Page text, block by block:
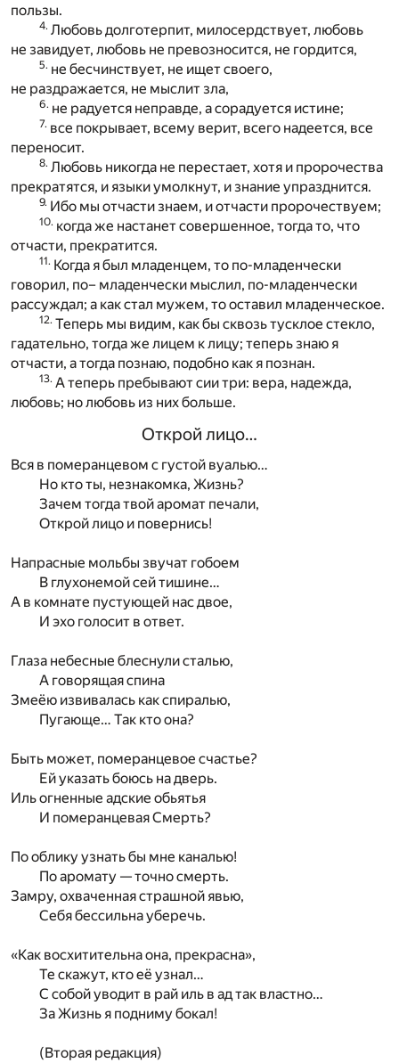
пользы.
4. Любовь долготерпит, милосердствует, любовь
не завидует, любовь не превозносится, не гордится,
5. не бесчинствует, не ищет своего,
не раздражается, не мыслит зла,
6. не радуется неправде, а сорадуется истине;
7. все покрывает, всему верит, всего надеется, все
переносит.
8. Любовь никогда не перестает, хотя и пророчества
прекратятся, и языки умолкнут, и знание упразднится.
9. Ибо мы отчасти знаем, и отчасти пророчествуем;
10. когда же настанет совершенное, тогда то, что
отчасти, прекратится.
11. Когда я был младенцем, то по-младенчески
говорил, по– младенчески мыслил, по-младенчески
рассуждал; а как стал мужем, то оставил младенческое.
12. Теперь мы видим, как бы сквозь тусклое стекло,
гадательно, тогда же лицем к лицу; теперь знаю я
отчасти, а тогда познаю, подобно как я познан.
13. А теперь пребывают сии три: вера, надежда,
любовь; но любовь из них больше.
Открой лицо…
Вся в померанцевом с густой вуалью…
Но кто ты, незнакомка, Жизнь?
Зачем тогда твой аромат печали,
Открой лицо и повернись!
Напрасные мольбы звучат гобоем
В глухонемой сей тишине…
А в комнате пустующей нас двое,
И эхо голосит в ответ.
Глаза небесные блеснули сталью,
А говорящая спина
Змеёю извивалась как спиралью,
Пугающе… Так кто она?
Быть может, померанцевое счастье?
Ей указать боюсь на дверь.
Иль огненные адские обьятья
И померанцевая Смерть?
По облику узнать бы мне каналью!
По аромату — точно смерть.
Замру, охваченная страшной явью,
Себя бессильна уберечь.
«Как восхитительна она, прекрасна»,
Те скажут, кто её узнал…
С собой уводит в рай иль в ад так властно…
За Жизнь я подниму бокал!
(Вторая редакция)